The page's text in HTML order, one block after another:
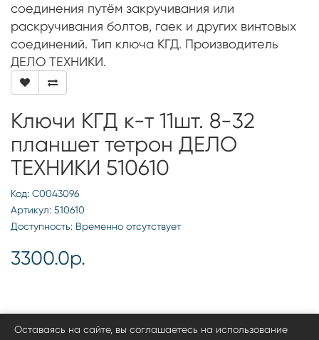
соединения путём закручивания или
раскручивания болтов, гаек и других винтовых
соединений. Тип ключа КГД. Производитель
ДЕЛО ТЕХНИКИ.
Ключи КГД к-т 11шт. 8-32
планшет тетрон ДЕЛО
ТЕХНИКИ 510610
Код: С0043096
Артикул: 510610
Доступность: Временно отсутствует
3300.0р.
Оставаясь на сайте, вы соглашаетесь на использование